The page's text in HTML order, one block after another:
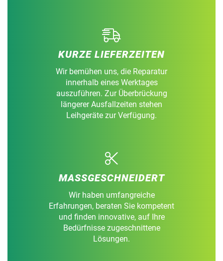
KURZE LIEFERZEITEN
Wir bemühen uns, die Reparatur
innerhalb eines Werktages
auszuführen. Zur Überbrückung
längerer Ausfallzeiten stehen
Leihgeräte zur Verfügung.
MASSGESCHNEIDERT
Wir haben umfangreiche
Erfahrungen, beraten Sie kompetent
und finden innovative, auf Ihre
Bedürfnisse zugeschnittene
Lösungen.